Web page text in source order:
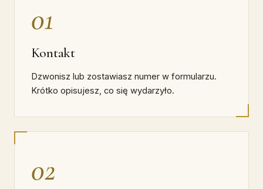
01
Kontakt
Dzwonisz lub zostawiasz numer w formularzu.
Krótko opisujesz, co się wydarzyło.
02